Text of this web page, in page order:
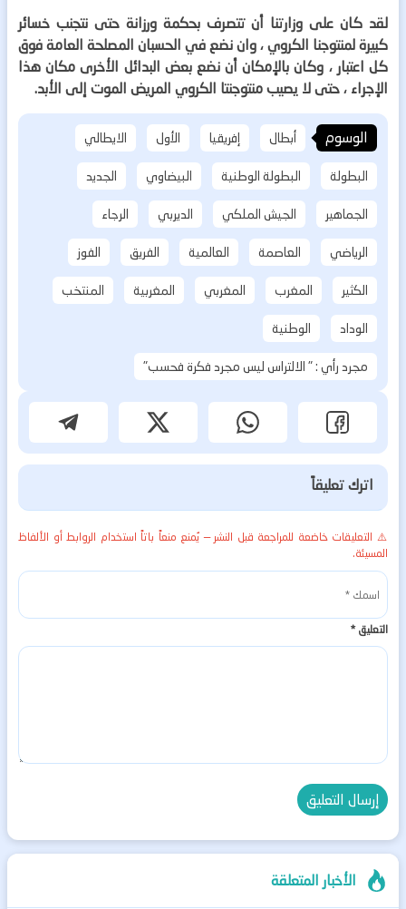
لقد كان على وزارتنا أن تتصرف بحكمة ورزانة حتى نتجنب خسائر
كبيرة لمنتوجنا الكروي ، وان نضع في الحسبان المصلحة العامة فوق
كل اعتبار ، وكان بالإمكان أن نضع بعض البدائل الأخرى مكان هذا
الإجراء ، حتى لا يصيب منتوجنتا الكروي المريض الموت إلى الأبد.
الوسوم أبطال إفريقيا الأول
الايطالي
البطولة
البطولة الوطنية البيضاوي
الجديد
الجماهير
الجيش الملكي الديربي
الرجاء
الرياضي
العاصمة العالمية الفريق
الفوز
الكثير
المغرب المغربي المغربية
المنتخب
الوداد
الوطنية
مجرد رأي : " الالتراس ليس مجرد فكرة فحسب"
اترك تعليقاً
⚠️ التعليقات خاضعة للمراجعة قبل النشر — يُمنع منعاً باتاً استخدام الروابط أو الألفاظ
المسيئة.
التعليق*
الأخبار المتعلقة